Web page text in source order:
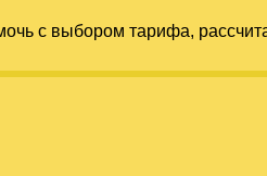
с выбором тарифа,